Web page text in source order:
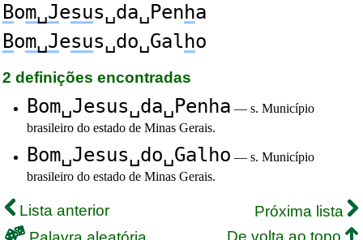
Bom␣Jesus␣da␣Penha
Bom␣Jesus␣do␣Galho
2 definições encontradas
Bom␣Jesus␣da␣Penha — s. Município
brasileiro do estado de Minas Gerais.
Bom␣Jesus␣do␣Galho — s. Município
brasileiro do estado de Minas Gerais.
Lista anterior
Próxima lista
De volta ao topo